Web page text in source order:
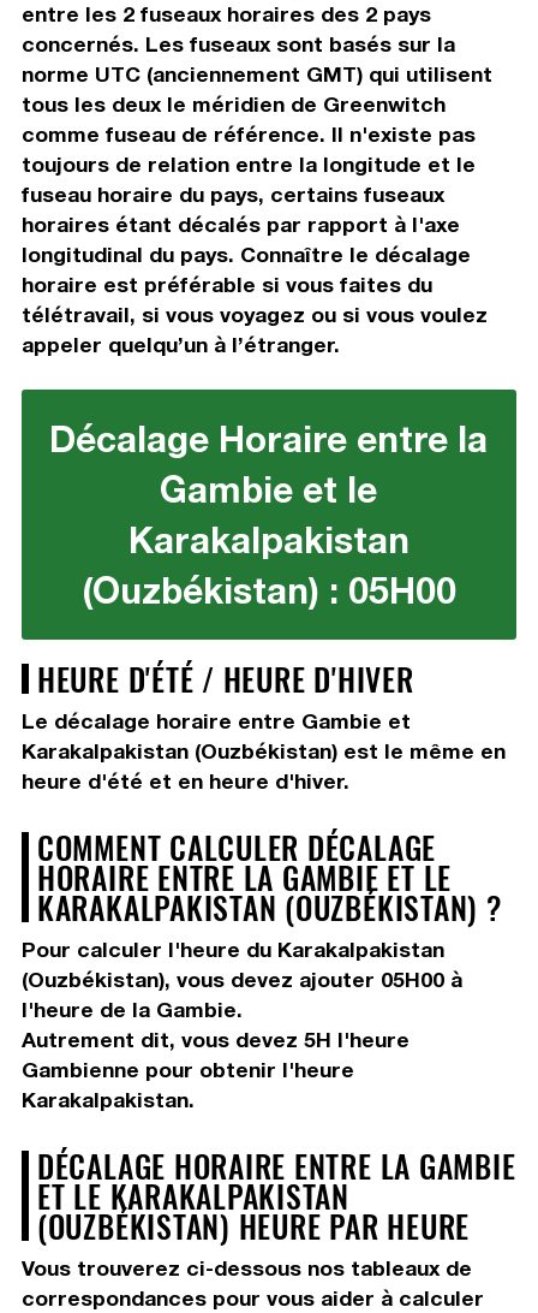
entre les 2 fuseaux horaires des 2 pays
concernés. Les fuseaux sont basés sur la
norme UTC (anciennement GMT) qui utilisent
tous les deux le méridien de Greenwitch
comme fuseau de référence. Il n'existe pas
toujours de relation entre la longitude et le
fuseau horaire du pays, certains fuseaux
horaires étant décalés par rapport à l'axe
longitudinal du pays. Connaître le décalage
horaire est préférable si vous faites du
télétravail, si vous voyagez ou si vous voulez
appeler quelqu’un à l’étranger.
Décalage Horaire entre la
Gambie et le
Karakalpakistan
(Ouzbékistan) : 05H00
HEURE D'ÉTÉ / HEURE D'HIVER
Le décalage horaire entre Gambie et
Karakalpakistan (Ouzbékistan) est le même en
heure d'été et en heure d'hiver.
COMMENT CALCULER DÉCALAGE
HORAIRE ENTRE LA GAMBIE ET LE
KARAKALPAKISTAN (OUZBÉKISTAN) ?
Pour calculer l'heure du Karakalpakistan
(Ouzbékistan), vous devez ajouter 05H00à
l'heure de la Gambie.
Autrement dit, vous devez 5H l'heure
Gambienne pour obtenir l'heure
Karakalpakistan.
DÉCALAGE HORAIRE ENTRE LA GAMBIE
ET LE KARAKALPAKISTAN
(OUZBÉKISTAN) HEURE PAR HEURE
Vous trouverez ci-dessous nos tableaux de
correspondances pour vous aider à calculer